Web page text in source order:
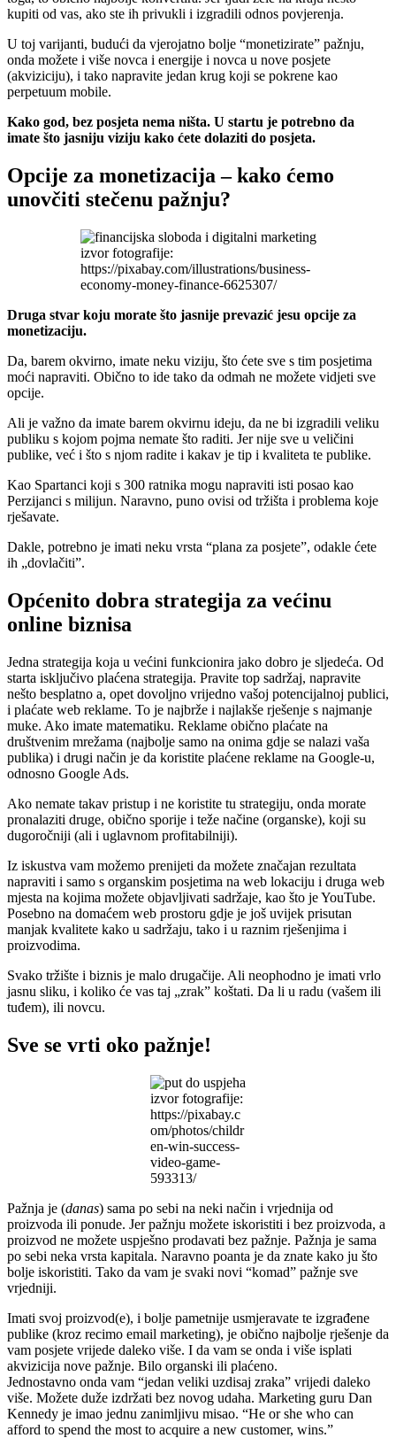
kupiti od vas, ako ste ih privukli i izgradili odnos povjerenja.
U toj varijanti, budući da vjerojatno bolje “monetizirate” pažnju,
onda možete i više novca i energije i novca u nove posjete
(akviziciju), i tako napravite jedan krug koji se pokrene kao
perpetuum mobile.
Kako god, bez posjeta nema ništa. U startu je potrebno da
imate što jasniju viziju kako ćete dolaziti do posjeta.
Opcije za monetizacija – kako ćemo
unovčiti stečenu pažnju?
izvor fotografije:
https://pixabay.com/illustrations/business-
economy-money-finance-6625307/
Druga stvar koju morate što jasnije prevazić jesu opcije za
monetizaciju.
Da, barem okvirno, imate neku viziju, što ćete sve s tim posjetima
moći napraviti. Obično to ide tako da odmah ne možete vidjeti sve
opcije.
Ali je važno da imate barem okvirnu ideju, da ne bi izgradili veliku
publiku s kojom pojma nemate što raditi. Jer nije sve u veličini
publike, već i što s njom radite i kakav je tip i kvaliteta te publike.
Kao Spartanci koji s 300 ratnika mogu napraviti isti posao kao
Perzijanci s milijun. Naravno, puno ovisi od tržišta i problema koje
rješavate.
Dakle, potrebno je imati neku vrsta “plana za posjete”, odakle ćete
ih „dovlačiti”.
Općenito dobra strategija za većinu
online biznisa
Jedna strategija koja u većini funkcionira jako dobro je sljedeća. Od
starta isključivo plaćena strategija. Pravite top sadržaj, napravite
nešto besplatno a, opet dovoljno vrijedno vašoj potencijalnoj publici,
i plaćate web reklame. To je najbrže i najlakše rješenje s najmanje
muke. Ako imate matematiku. Reklame obično plaćate na
društvenim mrežama (najbolje samo na onima gdje se nalazi vaša
publika) i drugi način je da koristite plaćene reklame na Google-u,
odnosno Google Ads.
Ako nemate takav pristup i ne koristite tu strategiju, onda morate
pronalaziti druge, obično sporije i teže načine (organske), koji su
dugoročniji (ali i uglavnom profitabilniji).
Iz iskustva vam možemo prenijeti da možete značajan rezultata
napraviti i samo s organskim posjetima na web lokaciju i druga web
mjesta na kojima možete objavljivati sadržaje, kao što je YouTube.
Posebno na domaćem web prostoru gdje je još uvijek prisutan
manjak kvalitete kako u sadržaju, tako i u raznim rješenjima i
proizvodima.
Svako tržište i biznis je malo drugačije. Ali neophodno je imati vrlo
jasnu sliku, i koliko će vas taj „zrak” koštati. Da li u radu (vašem ili
tuđem), ili novcu.
Sve se vrti oko pažnje!
izvor fotografije:
https://pixabay.c
om/photos/childr
en-win-success-
video-game-
593313/
Pažnja je (danas) sama po sebi na neki način i vrjednija od
proizvoda ili ponude. Jer pažnju možete iskoristiti i bez proizvoda, a
proizvod ne možete uspješno prodavati bez pažnje. Pažnja je sama
po sebi neka vrsta kapitala. Naravno poanta je da znate kako ju što
bolje iskoristiti. Tako da vam je svaki novi “komad” pažnje sve
vrjedniji.
Imati svoj proizvod(e), i bolje pametnije usmjeravate te izgrađene
publike (kroz recimo email marketing), je obično najbolje rješenje da
vam posjete vrijede daleko više. I da vam se onda i više isplati
akvizicija nove pažnje. Bilo organski ili plaćeno.
Jednostavno onda vam “jedan veliki uzdisaj zraka” vrijedi daleko
više. Možete duže izdržati bez novog udaha. Marketing guru Dan
Kennedy je imao jednu zanimljivu misao. “He or she who can
afford to spend the most to acquire a new customer, wins.”